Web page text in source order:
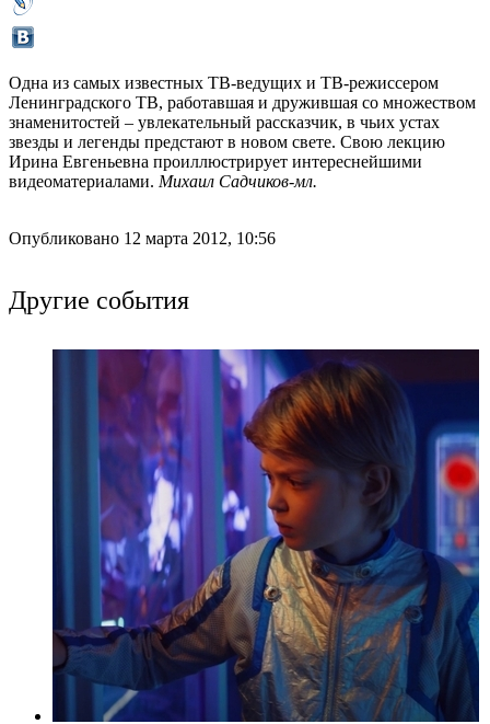
Одна из самых известных ТВ-ведущих и ТВ-режиссером
Ленинградского ТВ, работавшая и дружившая со множеством
знаменитостей – увлекательный рассказчик, в чьих устах
звезды и легенды предстают в новом свете. Свою лекцию
Ирина Евгеньевна проиллюстрирует интереснейшими
видеоматериалами. Михаил Садчиков-мл.
Опубликовано 12 марта 2012, 10:56
Другие события